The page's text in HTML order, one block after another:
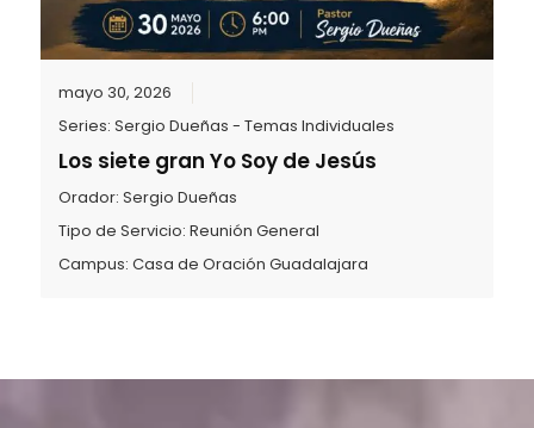
mayo 30, 2026
Series:Sergio Dueñas - Temas Individuales
Los siete gran Yo Soy de Jesús
Orador:Sergio Dueñas
Tipo de Servicio:Reunión General
Campus:Casa de Oración Guadalajara